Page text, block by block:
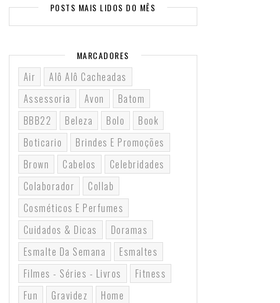
POSTS MAIS LIDOS DO MÊS
MARCADORES
Air
Alô Alô Cacheadas
Assessoria
Avon
Batom
BBB22
Beleza Bolo
Book
Boticario
Brindes E Promoções
Brown
Cabelos
Celebridades
Colaborador
Collab
Cosméticos E Perfumes
Cuidados & Dicas
Doramas
Esmalte Da Semana
Esmaltes
Filmes - Séries - Livros
Fitness
Fun
Gravidez
Home